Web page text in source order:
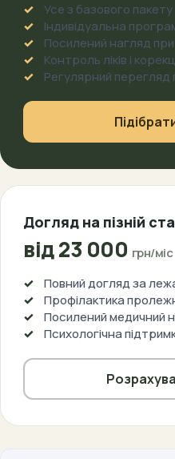
Усе з базового пакету
Індивідуальна
Посилений нагляд при
Контроль ліків і
Регулярний перегляд
Догляд на пізній
від 23 000 грн/міс
Повний догляд за
Профілактика
Посилений медичний
Психологічна